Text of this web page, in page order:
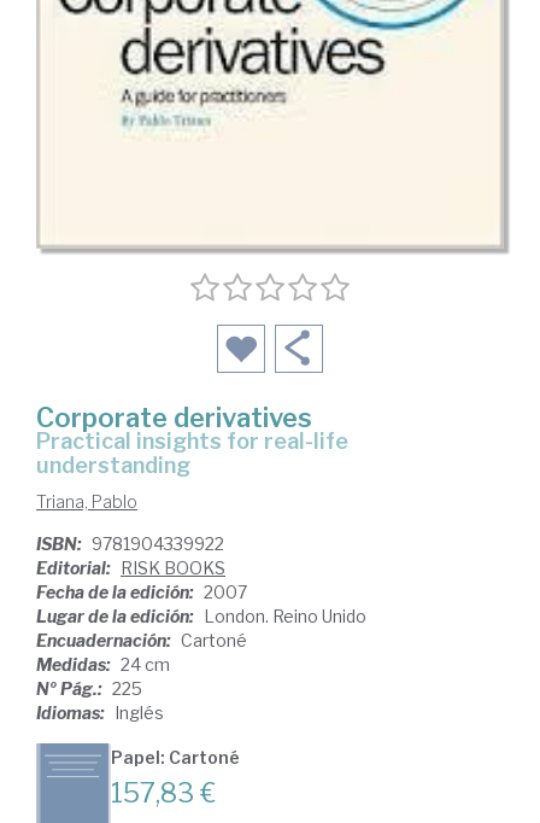
Corporate derivatives
practical insights for real-life
understanding
Triana, Pablo
ISBN: 9781904339922
Editorial: RISK BOOKS
Fecha de la edición: 2007
Lugar de la edición: London. Reino Unido
Encuadernación: Cartoné
Medidas: 24 cm
Nº Pág.: 225
Idiomas: Inglés
Papel: Cartoné
157,83 €